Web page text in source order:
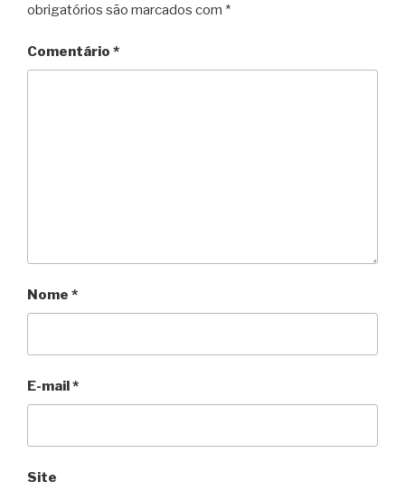
obrigatórios são marcados com *
Comentário *
Nome *
E-mail*
Site